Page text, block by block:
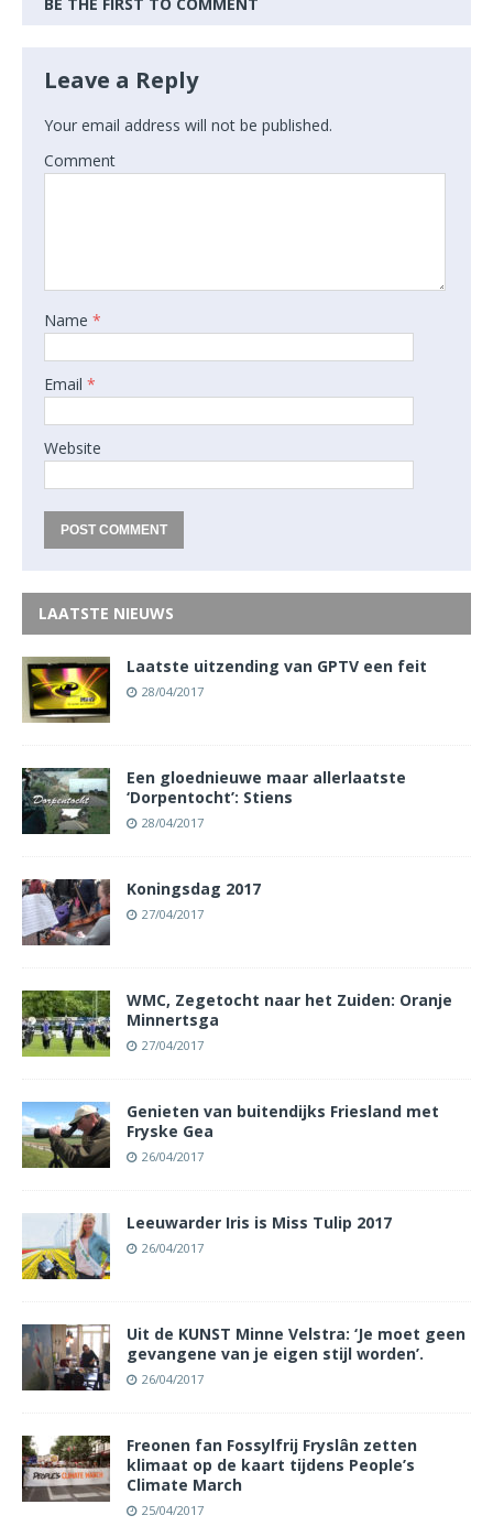
Leave a Reply
Your email address will not be published.
Comment
Name *
Email *
Website
LAATSTE NIEUWS
Laatste uitzending van GPTV een feit
28/04/2017
Een gloednieuwe maar allerlaatste
‘Dorpentocht’: Stiens
28/04/2017
Koningsdag 2017
27/04/2017
WMC, Zegetocht naar het Zuiden: Oranje
Minnertsga
27/04/2017
Genieten van buitendijks Friesland met
Fryske Gea
26/04/2017
Leeuwarder Iris is Miss Tulip 2017
26/04/2017
Uit de KUNST Minne Velstra: ‘Je moet geen
gevangene van je eigen stijl worden’.
26/04/2017
Freonen fan Fossylfrij Fryslân zetten
klimaat op de kaart tijdens People’s
Climate March
25/04/2017